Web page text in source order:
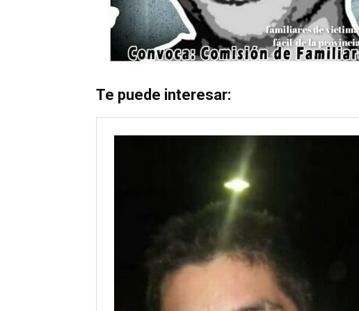
Te puede interesar: